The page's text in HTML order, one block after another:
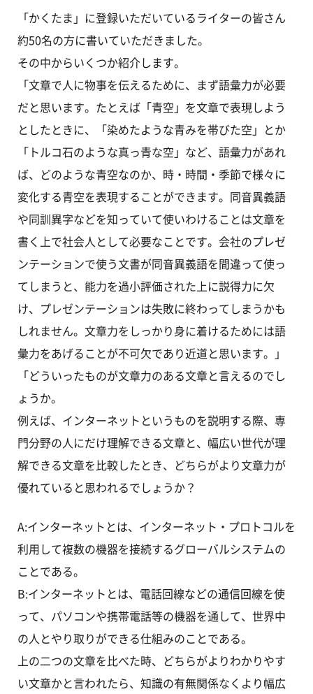
「かくたま」に登録いただいているライターの皆さん
約50名の方に書いていただきました。
その中からいくつか紹介します。
「文章で人に物事を伝えるために、まず語彙力が必要
だと思います。たとえば「青空」を文章で表現しよう
としたときに、「染めたような青みを帯びた空」とか
「トルコ石のような真っ青な空」など、語彙力があれ
ば、どのような青空なのか、時・時間・季節で様々に
変化する青空を表現することができます。同音異義語
や同訓異字などを知っていて使いわけることは文章を
書く上で社会人として必要なことです。会社のプレゼ
ンテーションで使う文書が同音異義語を間違って使っ
てしまうと、能力を過小評価された上に説得力に欠
け、プレゼンテーションは失敗に終わってしまうかも
しれません。文章力をしっかり身に着けるためには語
彙力をあげることが不可欠であり近道と思います。」
「どういったものが文章力のある文章と言えるのでし
ょうか。
例えば、インターネットというものを説明する際、専
門分野の人にだけ理解できる文章と、幅広い世代が理
解できる文章を比較したとき、どちらがより文章力が
優れていると思われるでしょうか？
A:インターネットとは、インターネット・プロトコルを
利用して複数の機器を接続するグローバルシステムの
ことである。
B:インターネットとは、電話回線などの通信回線を使
って、パソコンや携帯電話等の機器を通して、世界中
の人とやり取りができる仕組みのことである。
上の二つの文章を比べた時、どちらがよりわかりやす
い文章かと言われたら、知識の有無関係なくより幅広